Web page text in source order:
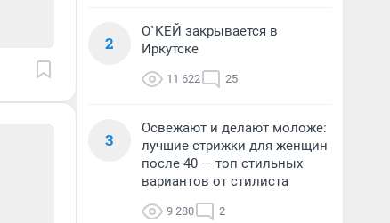
2
О`КЕЙ закрывается в
Иркутске
11 622 25
3
Освежают и делают моложе:
лучшие стрижки для женщин
после 40 — топ стильных
вариантов от стилиста
9 280 2